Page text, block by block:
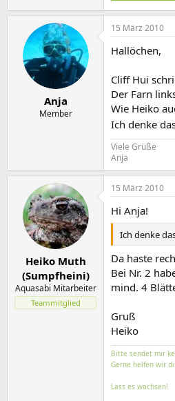
Anja
Member
15 März 2010
Hallöchen,
Cliff Hui
Der Farn
Wie Heiko
Ich denke
Viele Grüße
Anja
Heiko Muth
(Sumpfheini)
Aquasabi Mitarbeiter
Teammitglied
15 März 2010
Hi Anja!
Ich denke
Da haste
Bei Nr. 2
mind. 4
Gruß
Heiko
Bitte sendet mir
Gerne helfen wir
Lass es wachsen!